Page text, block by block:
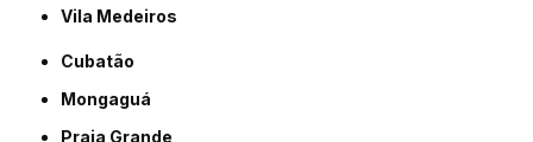
Vila Medeiros
Cubatão
Mongaguá
Praia Grande